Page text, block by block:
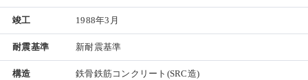
竣工 1988年3月
耐震基準 新耐震基準
構造 鉄骨鉄筋コンクリート(SRC造)